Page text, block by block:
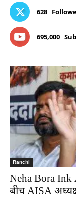
628
695,000
Ranchi
Neha Bora
बीच AISA